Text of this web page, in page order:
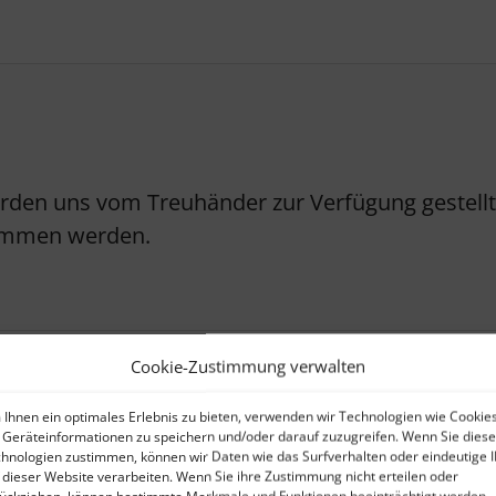
Cookie-Zustimmung verwalten
Ihnen ein optimales Erlebnis zu bieten, verwenden wir Technologien wie
Geräteinformationen zu speichern und/oder darauf zuzugreifen. Wenn Sie
zustimmen, können wir Daten wie das Surfverhalten oder eindeutige
Website verarbeiten. Wenn Sie ihre Zustimmung nicht erteilen oder
uns vom Treuhänder zur Verfügung
werden.
Maklervertrag (Verkäufer)